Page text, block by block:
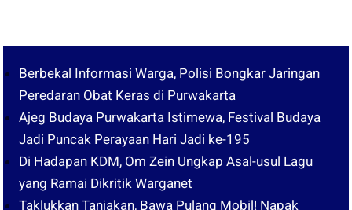
Berbekal Informasi Warga, Polisi Bongkar Jaringan
Peredaran Obat Keras di Purwakarta
Ajeg Budaya Purwakarta Istimewa, Festival Budaya
Jadi Puncak Perayaan Hari Jadi ke-195
Di Hadapan KDM, Om Zein Ungkap Asal-usul Lagu
yang Ramai Dikritik Warganet
Taklukkan Tanjakan, Bawa Pulang Mobil! Napak